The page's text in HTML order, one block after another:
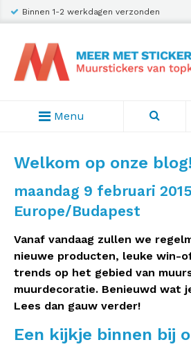
Binnen 1-2 werkdagen verzonden
Menu
Welkom op onze blog!
maandag 9 februari
Europe/Budapest
Vanaf vandaag zullen we
nieuwe producten, leuke win-
trends op het gebied van
muurdecoratie. Benieuwd wat
Lees dan gauw verder!
Een kijkje binnen bij